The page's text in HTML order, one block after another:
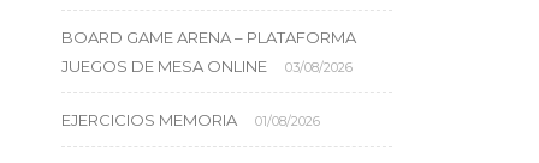
BOARD GAME ARENA – PLATAFORMA
JUEGOS DE MESA ONLINE
03/08/2026
EJERCICIOS MEMORIA 01/08/2026